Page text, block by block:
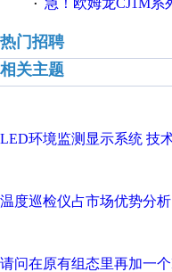
· 急！欧姆龙CJ1M系列PLC,如何用时间控制变频器。要求时间在
热门招聘
相关主题
LED环境监测显示系统 技
温度巡检仪占市场优势分析
请问在原有组态里再加一